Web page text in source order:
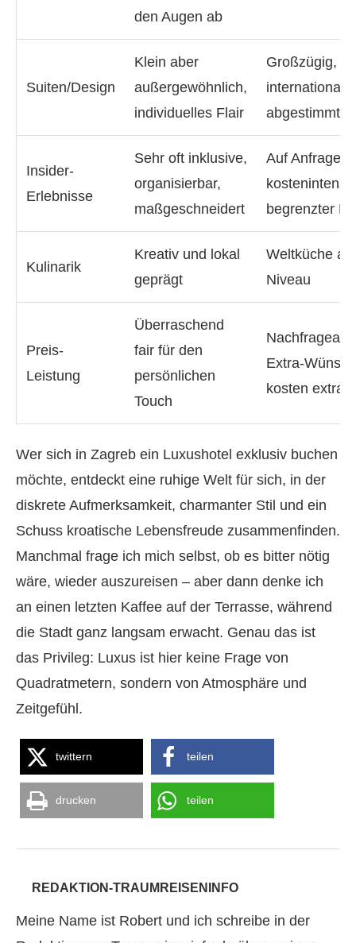
den Augen ab
Suiten/Design
Klein aber
außergewöhnlich,
individuelles Flair
Großzügig,
international
abgestimmt
Insider-
Erlebnisse
Sehr oft inklusive,
organisierbar,
maßgeschneidert
Auf Anfrage,
begrenzter
Kulinarik
Kreativ und lokal
geprägt
Weltküche
Niveau
Preis-
Leistung
Überraschend
fair für den
persönlichen
Touch
Extra-
kosten extra
Wer sich in Zagreb ein Luxushotel exklusiv buchen
möchte, entdeckt eine ruhige Welt für sich, in der
diskrete Aufmerksamkeit, charmanter Stil und ein
Schuss kroatische Lebensfreude zusammenfinden.
Manchmal frage ich mich selbst, ob es bitter nötig
wäre, wieder auszureisen – aber dann denke ich
an einen letzten Kaffee auf der Terrasse, während
die Stadt ganz langsam erwacht. Genau das ist
das Privileg: Luxus ist hier keine Frage von
Quadratmetern, sondern von Atmosphäre und
Zeitgefühl.
twittern teilen
drucken teilen
REDAKTION-TRAUMREISENINFO
Meine Name ist Robert und ich schreibe in der